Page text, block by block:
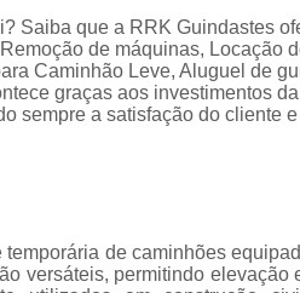
Remoção de
Transporte e
Transporte de
Saiba que a RRK Guindastes
de máquinas, Locação
Caminhão Leve, Aluguel de
graças aos investimentos
sempre a satisfação do cliente
de caminhões
versáteis, permitindo elevação